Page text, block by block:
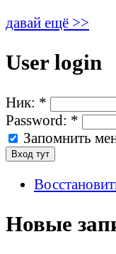
давай ещё >>
User login
Ник: *
Password: *
Запомнить
Новые